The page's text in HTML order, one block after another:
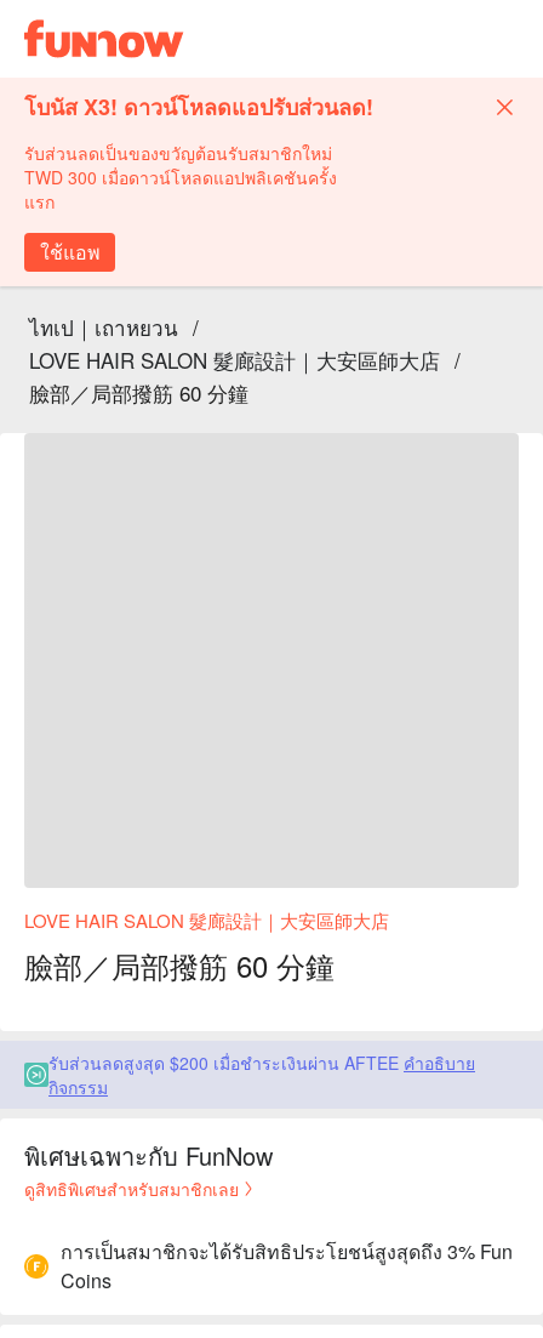
โบนัส X3! ดาวน์โหลดแอปรับส่วนลด!
รับส่วนลดเป็นของขวัญต้อนรับสมาชิกใหม่
TWD 300 เมื่อดาวน์โหลดแอปพลิเคชันครั้ง
แรก
ใช้แอพ
ไทเป｜เถาหยวน /
LOVE HAIR SALON 髮廊設計｜大安區師大店 /
臉部／局部撥筋 60 分鐘
LOVE HAIR SALON 髮廊設計｜大安區師大店
臉部／局部撥筋 60 分鐘
รับส่วนลดสูงสุด $200 เมื่อชำระเงินผ่าน AFTEE คำอธิบาย
กิจกรรม
พิเศษเฉพาะกับ FunNow
ดูสิทธิพิเศษสำหรับสมาชิกเลย
การเป็นสมาชิกจะได้รับสิทธิประโยชน์สูงสุดถึง 3% Fun
Coins